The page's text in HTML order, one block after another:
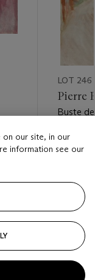
LOT 246
Pierre
Buste
Estimate
EUR
on our site, in our
information see our